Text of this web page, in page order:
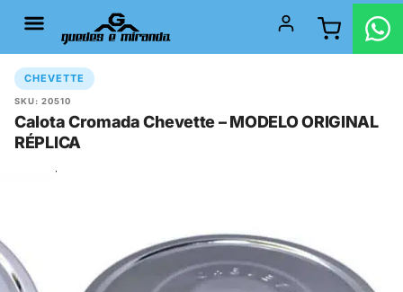
CHEVETTE
SKU: 20510
Calota Cromada Chevette – MODELO ORIGINAL
RÉPLICA